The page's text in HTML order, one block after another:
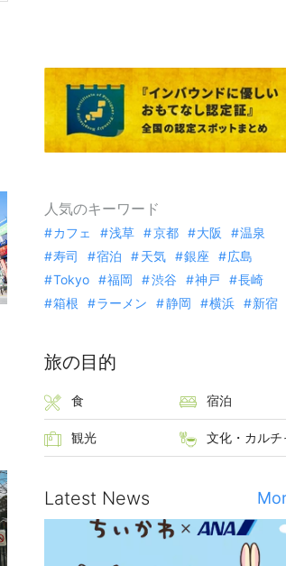
人気のキーワード
カフェ 浅草 京都 大阪
温泉
寿司
宿泊 天気 銀座
広島
Tokyo
福岡 渋谷 神戸
長崎
箱根
ラーメン 静岡 横浜 新宿
旅の目的
食 宿泊
観光 文化・カルチ
Latest News